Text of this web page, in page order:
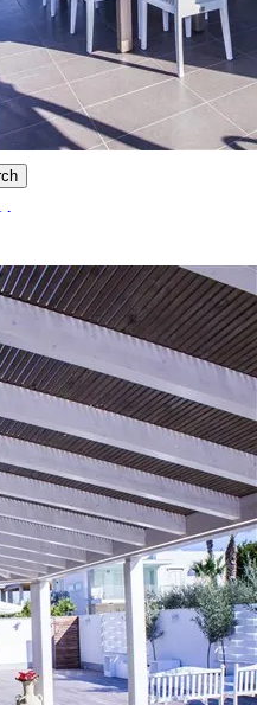
эта чудесная
недалеко от Ното и